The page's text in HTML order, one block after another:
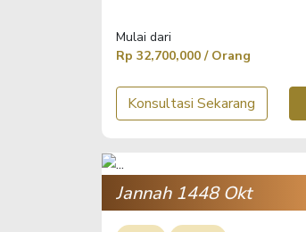
Mulai dari
Rp 32,700,000 / Orang
Konsultasi Sekarang
Jannah 1448 Okt